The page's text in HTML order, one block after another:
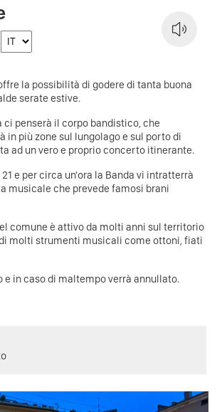
la possibilità di godere di tanta buona
serate estive.
penserà il corpo bandistico, che
in più zone sul lungolago e sul porto di
ad un vero e proprio concerto itinerante.
e per circa un'ora la Banda vi intratterrà
musicale che prevede famosi brani
comune è attivo da molti anni sul territorio
molti strumenti musicali come ottoni, fiati
in caso di maltempo verrà annullato.